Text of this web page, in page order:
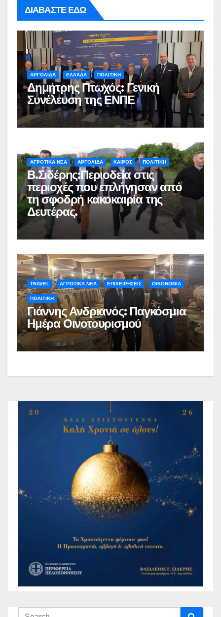
ΔΙΑΒΑΣΤΕ ΕΔΩ
ΑΡΓΟΛΙΔΑ ΕΛΛΑΔΑ ΠΟΛΙΤΙΚΗ
Δημήτρης Πτωχός: Γενική
Συνέλευση της ΕΝΠΕ
ΑΓΡΟΤΙΚΑ ΝΕΑ ΑΡΓΟΛΙΔΑ ΚΑΙΡΟΣ ΠΟΛΙΤΙΚΗ
Β.Σιδέρης:Περιοδεία στις
περιοχές που επλήγησαν από
τη σφοδρή κακοκαιρία της
Δευτέρας.
TRAVEL ΑΓΡΟΤΙΚΑ ΝΕΑ ΕΠΙΧΕΙΡΗΣΕΙΣ ΟΙΚΟΝΟΜΙΑ
ΠΟΛΙΤΙΚΗ
Γιάννης Ανδριανός: Παγκόσμια
Ημέρα Οινοτουρισμού